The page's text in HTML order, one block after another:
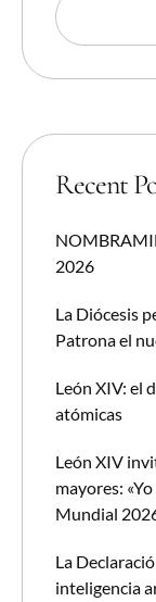
Recent
2026
La Diócesis
Patrona el
León XIV: el
atómicas
León XIV
mayores:
Mundial
La
inteligencia